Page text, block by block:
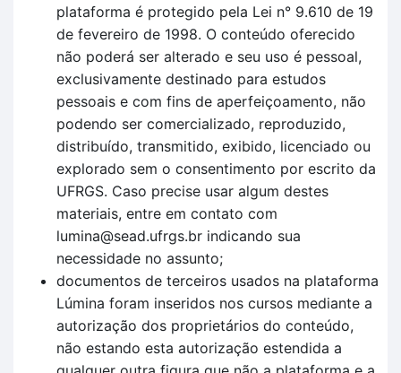
plataforma é protegido pela Lei n° 9.610 de 19
de fevereiro de 1998. O conteúdo oferecido
não poderá ser alterado e seu uso é pessoal,
exclusivamente destinado para estudos
pessoais e com fins de aperfeiçoamento, não
podendo ser comercializado, reproduzido,
distribuído, transmitido, exibido, licenciado ou
explorado sem o consentimento por escrito da
UFRGS. Caso precise usar algum destes
materiais, entre em contato com
lumina@sead.ufrgs.br indicando sua
necessidade no assunto;
documentos de terceiros usados na plataforma
Lúmina foram inseridos nos cursos mediante a
autorização dos proprietários do conteúdo,
não estando esta autorização estendida a